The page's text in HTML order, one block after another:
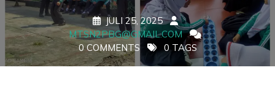
JULI 25, 2025
MTSN2PBG@GMAIL.COM
0 COMMENTS
0 TAGS